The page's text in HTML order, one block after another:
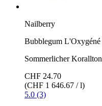
Nailberry
Bubblegum L'Oxygéné
Sommerlicher Korallton
CHF 24.70
(CHF 1 646.67 / l)
5.0 (3)